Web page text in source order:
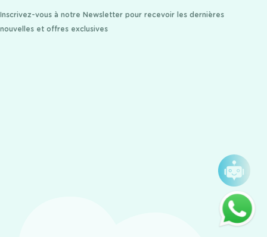
Inscrivez-vous à notre Newsletter pour recevoir les dernières
nouvelles et offres exclusives